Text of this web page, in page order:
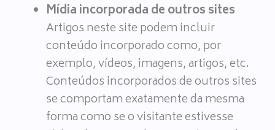
Mídia incorporada de outros sites
Artigos neste site podem incluir
conteúdo incorporado como, por
exemplo, vídeos, imagens, artigos, etc.
Conteúdos incorporados de outros sites
se comportam exatamente da mesma
forma como se o visitante estivesse